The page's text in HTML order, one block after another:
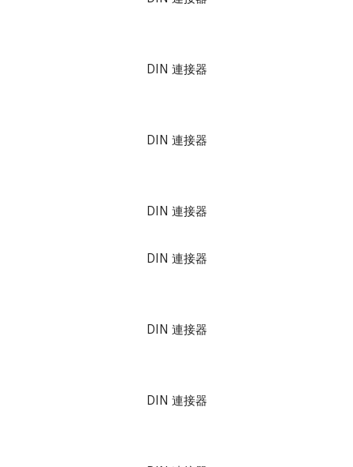
DIN 連接器
DIN 連接器
DIN 連接器
DIN 連接器
DIN 連接器
DIN 連接器